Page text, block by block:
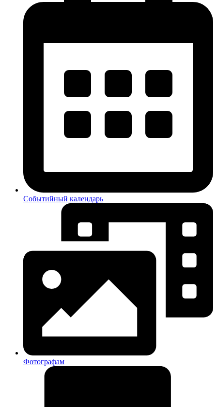
Событийный календарь
Фотографам